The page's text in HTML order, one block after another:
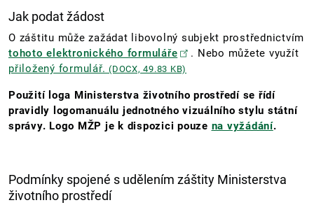
Jak podat žádost
O záštitu může zažádat libovolný subjekt prostřednictvím
tohoto elektronického formuláře
. Nebo můžete využít
přiložený formulář. (DOCX, 49.83 KB)
Použití loga Ministerstva životního prostředí se řídí
pravidly logomanuálu jednotného vizuálního stylu státní
správy. Logo MŽP je k dispozici pouze na vyžádání.
Podmínky spojené s udělením záštity Ministerstva
životního prostředí